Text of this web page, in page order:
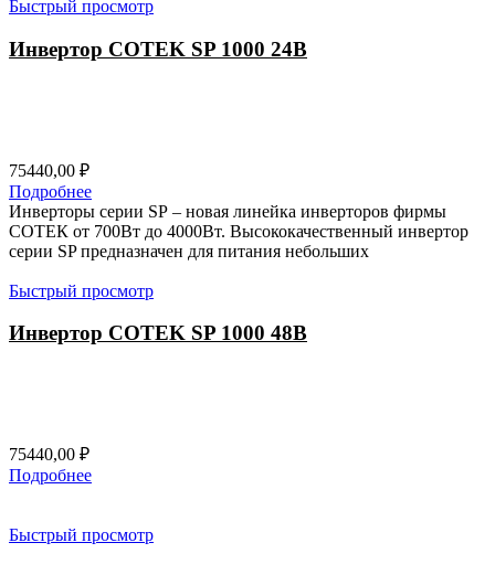
Быстрый просмотр
Инвертор COTEK SP 1000 24В
75440,00 ₽
Подробнее
Инверторы серии SP – новая линейка инверторов фирмы
СОТЕК от 700Вт до 4000Вт. Высококачественный инвертор
серии SP предназначен для питания небольших
Быстрый просмотр
Инвертор COTEK SP 1000 48В
75440,00 ₽
Подробнее
Быстрый просмотр